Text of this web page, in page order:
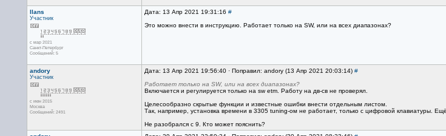
llans
Участник
с мар 2021
Санкт-Петербург
Сообщений: 5
Дата: 13 Апр 2021 19:31:16 #
Это можно внести в инструкцию. Работает только на SW, или на всех диапазонах?
andory
Участник
с июн 2015
Москва
Сообщений: 2491
Дата: 13 Апр 2021 19:56:40 · Поправил: andory (13 Апр 2021 20:03:14) #
Работает только на SW, или на всех диапазонах?
Включается и регулируется только на sw etm. Работу на дв-св не проверял.
Целесообразно скрытые функции и известные ошибки внести отдельным листом.
Так, например, установка времени в 3305 tuning-ом не работает, только с цифровой клавиатуры.
Не разобрался с 9. Кто может пояснить?